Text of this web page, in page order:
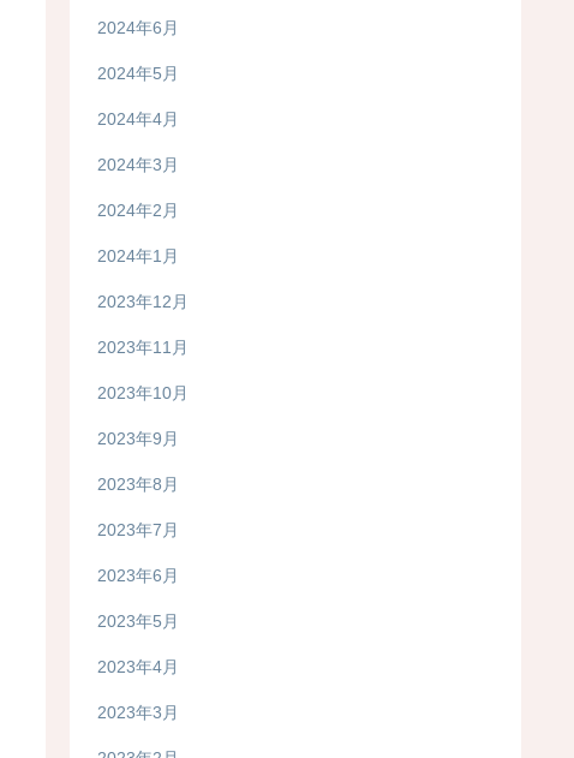
2024年6月
2024年5月
2024年4月
2024年3月
2024年2月
2024年1月
2023年12月
2023年11月
2023年10月
2023年9月
2023年8月
2023年7月
2023年6月
2023年5月
2023年4月
2023年3月